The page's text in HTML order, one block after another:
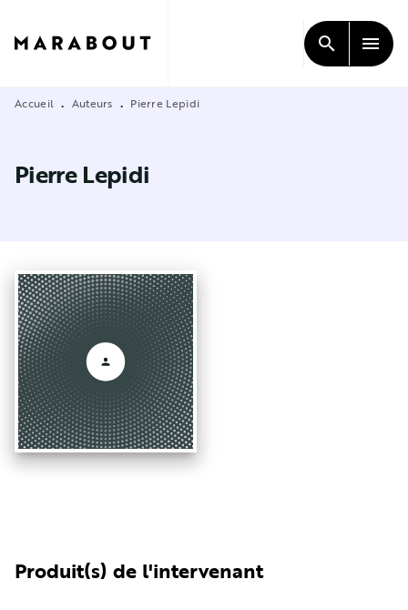
CONTENU
search menu
Accueil • Auteurs • Pierre Lepidi
Pierre Lepidi
Produit(s) de l'intervenant